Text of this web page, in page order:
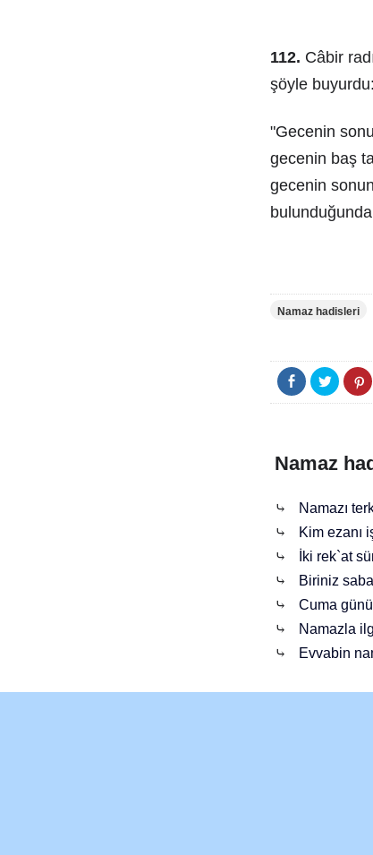
112. Câbir
şöyle buyurdu:
"Gecenin
gecenin baş
gecenin
Namaz hadisleri
Namaz
⤷
Namazı
⤷
Kim ezanı
⤷
İki rek`at
⤷
Biriniz
⤷
Cuma
⤷
Namazla
⤷
Evvabin